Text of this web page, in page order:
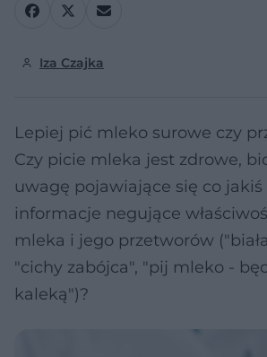
Iza Czajka
Lepiej pić mleko surowe czy
Czy picie mleka jest zdrowe,
uwagę pojawiające się co jakiś
informacje negujące
mleka i jego przetworów
"cichy zabójca", "pij mleko -
kaleką")?